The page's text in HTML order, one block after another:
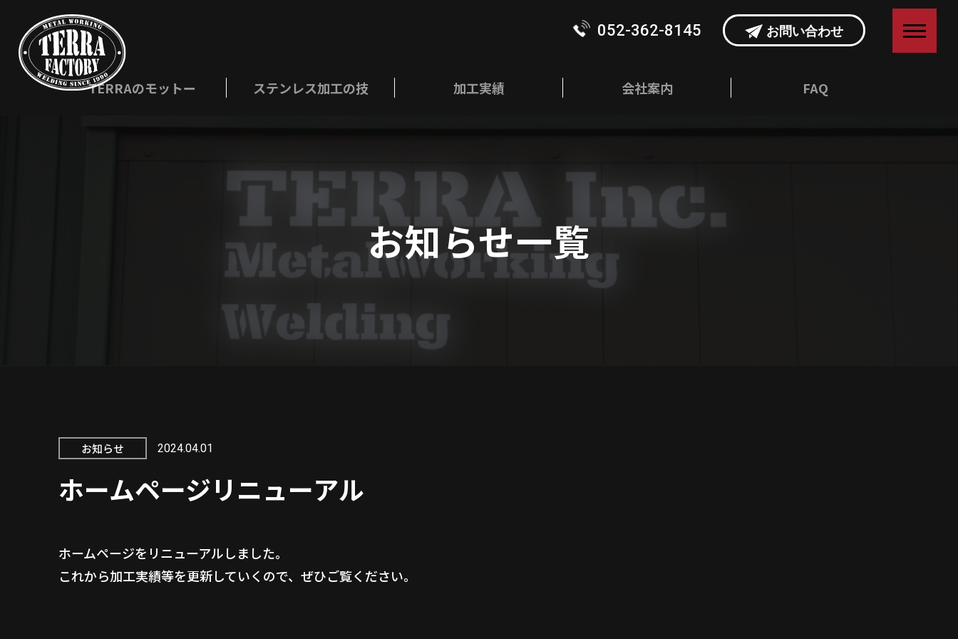
052-362-8145 お問い合わせ
TERRAのモットー ステンレス加工の技 加工実績 会社案内 FAQ
お知らせ一覧
お知らせ 2024.04.01
ホームページリニューアル
ホームページをリニューアルしました。
これから加工実績等を更新していくので、ぜひご覧ください。